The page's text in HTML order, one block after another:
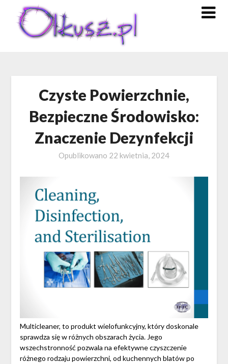
content
Czyste Powierzchnie,
Bezpieczne Środowisko:
Znaczenie Dezynfekcji
Opublikowano 22 kwietnia, 2024
Multicleaner, to produkt wielofunkcyjny, który doskonale
sprawdza się w różnych obszarach życia. Jego
wszechstronność pozwala na efektywne czyszczenie
różnego rodzaju powierzchni, od kuchennych blatów po